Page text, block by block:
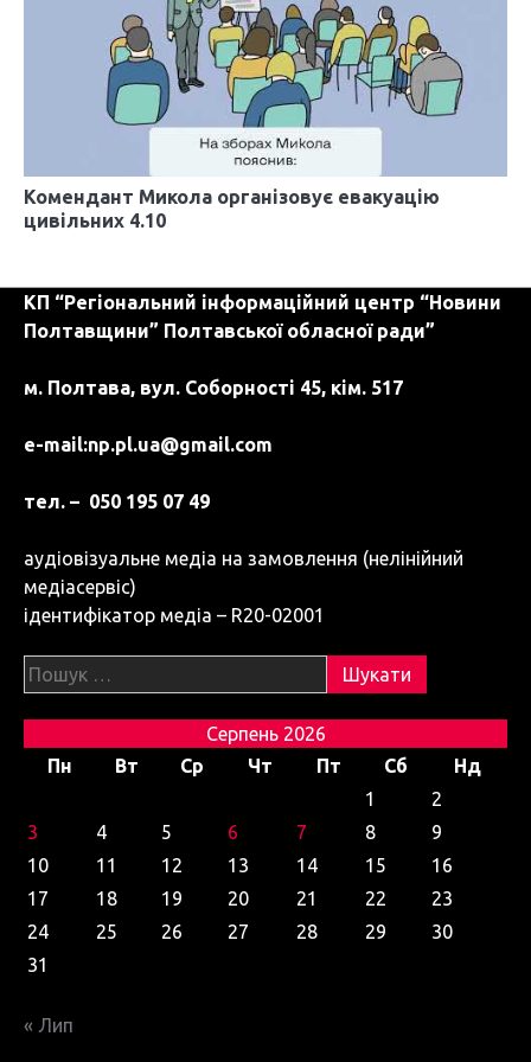
Комендант Микола організовує евакуацію
цивільних 4.10
КП “Регіональний інформаційний центр “Новини
Полтавщини” Полтавської обласної ради”
м. Полтава, вул. Соборності 45, кім. 517
e-mail:np.pl.ua@gmail.com
тел. – 050 195 07 49
аудіовізуальне медіа на замовлення (нелінійний
медіасервіс)
ідентифікатор медіа – R20-02001
Пошук:
Серпень 2026
Пн
Вт Ср Чт Пт Сб
Нд
1
2
3
4 5 6 7 8
9
10
11 12 13 14 15
16
17
18 19 20 21 22
23
24
25 26 27 28 29
30
31
« Лип